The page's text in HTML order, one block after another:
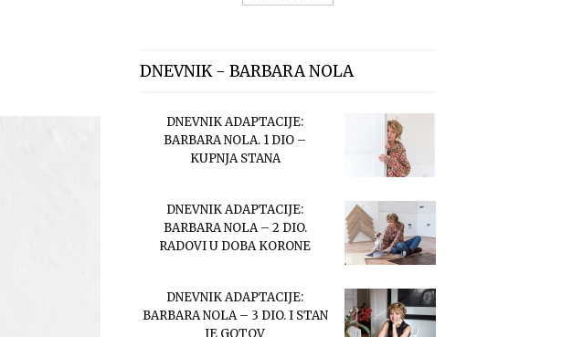
DNEVNIK - BARBARA NOLA
DNEVNIK ADAPTACIJE:
BARBARA NOLA. 1 DIO –
KUPNJA STANA
DNEVNIK ADAPTACIJE:
BARBARA NOLA – 2 DIO.
RADOVI U DOBA KORONE
DNEVNIK ADAPTACIJE:
BARBARA NOLA – 3 DIO. I STAN
JE GOTOV